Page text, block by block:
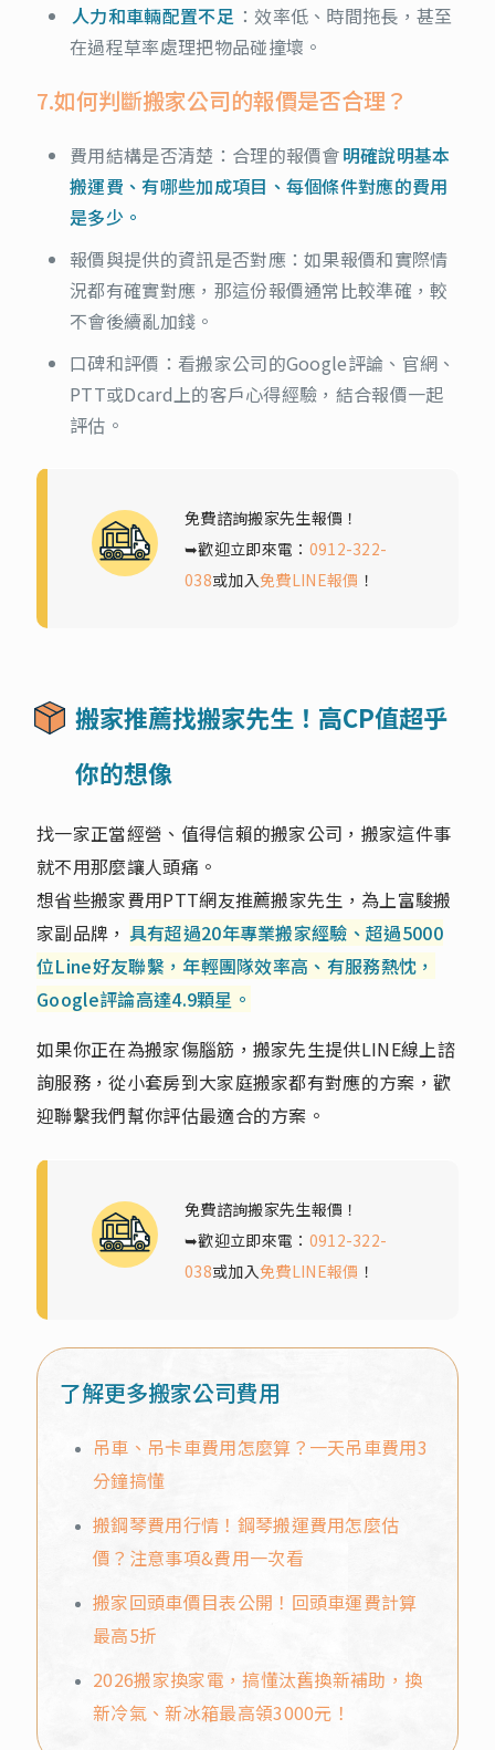
人力和車輛配置不足 ：效率低、時間拖長，甚至
在過程草率處理把物品碰撞壞。
7.如何判斷搬家公司的報價是否合理？
費用結構是否清楚：合理的報價會明確說明基本
搬運費、有哪些加成項目、每個條件對應的費用
是多少。
報價與提供的資訊是否對應：如果報價和實際情
況都有確實對應，那這份報價通常比較準確，較
不會後續亂加錢。
口碑和評價：看搬家公司的Google評論、官網、
PTT或Dcard上的客戶心得經驗，結合報價一起
評估。
免費諮詢搬家先生報價！
➥歡迎立即來電： 0912-322-
038或加入免費LINE報價 ！
搬家推薦找搬家先生！高CP值超乎
你的想像
找一家正當經營、值得信賴的搬家公司，搬家這件事
就不用那麼讓人頭痛。
想省些搬家費用PTT網友推薦搬家先生，為上富駿搬
家副品牌， 具有超過20年專業搬家經驗、超過5000
位Line好友聯繫，年輕團隊效率高、有服務熱忱，
Google評論高達4.9顆星。
如果你正在為搬家傷腦筋，搬家先生提供LINE線上諮
詢服務，從小套房到大家庭搬家都有對應的方案，歡
迎聯繫我們幫你評估最適合的方案。
免費諮詢搬家先生報價！
➥歡迎立即來電： 0912-322-
038或加入免費LINE報價 ！
了解更多搬家公司費用
吊車、吊卡車費用怎麼算？一天吊車費用3
分鐘搞懂
搬鋼琴費用行情！鋼琴搬運費用怎麼估
價？注意事項&費用一次看
搬家回頭車價目表公開！回頭車運費計算
最高5折
2026搬家換家電，搞懂汰舊換新補助，換
新冷氣、新冰箱最高領3000元！